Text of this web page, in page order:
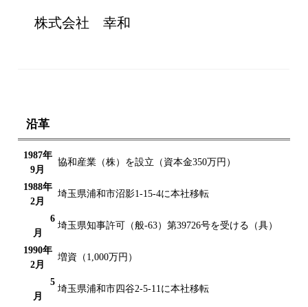
株式会社 幸和
沿革
1987年
9月
協和産業（株）を設立（資本金350万円）
1988年
2月
埼玉県浦和市沼影1-15-4に本社移転
6
月
埼玉県知事許可（般-63）第39726号を受ける（具）
1990年
2月
増資（1,000万円）
5
月
埼玉県浦和市四谷2-5-11に本社移転